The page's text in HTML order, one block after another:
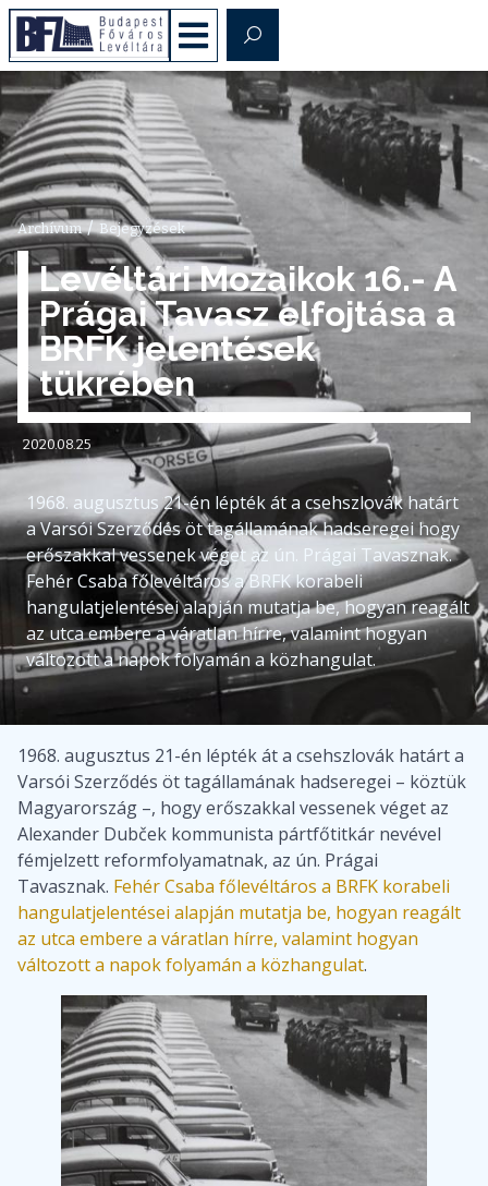
Archívum / Bejegyzések
Levéltári Mozaikok 16.- A
Prágai Tavasz elfojtása a
BRFK jelentések
tükrében
2020.08.25
1968. augusztus 21-én lépték át a csehszlovák határt
a Varsói Szerződés öt tagállamának hadseregei hogy
erőszakkal vessenek véget az ún. Prágai Tavasznak.
Fehér Csaba főlevéltáros a BRFK korabeli
hangulatjelentései alapján mutatja be, hogyan reagált
az utca embere a váratlan hírre, valamint hogyan
változott a napok folyamán a közhangulat.
1968. augusztus 21-én lépték át a csehszlovák határt a
Varsói Szerződés öt tagállamának hadseregei – köztük
Magyarország –, hogy erőszakkal vessenek véget az
Alexander Dubček kommunista pártfőtitkár nevével
fémjelzett reformfolyamatnak, az ún. Prágai
Tavasznak. Fehér Csaba főlevéltáros a BRFK korabeli
hangulatjelentései alapján mutatja be, hogyan reagált
az utca embere a váratlan hírre, valamint hogyan
változott a napok folyamán a közhangulat.